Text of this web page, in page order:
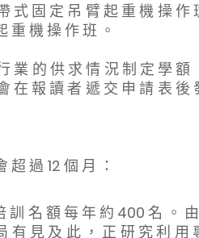
式 固 定 吊 臂 起 重 機 操
重 機 操 作 班 。
業 的 供 求 情 況 制 定 學
在 報 讀 者 遞 交 申 請 表
超 過 12 個 月 ：
訓 名 額 每 年 約 400 名 。
有 見 及 此 ， 正 研 究 利